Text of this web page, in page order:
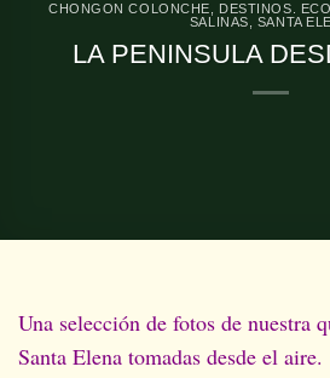
CHONGON COLONCHE DESTINOS.
SALINAS
SANTA
LA PENINSULA
Una selección de fotos de nuestra
Santa Elena tomadas desde el aire.